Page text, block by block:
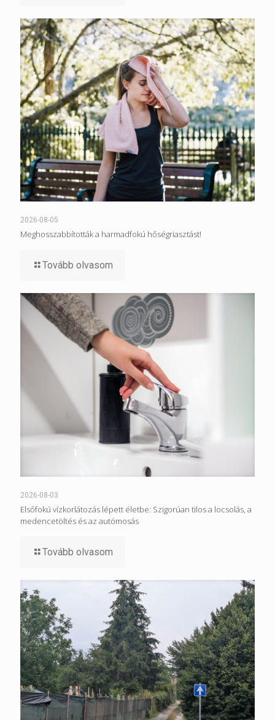
2026-08-05
Meghosszabbították a harmadfokú hőségriasztást!
Tovább olvasom
2026-08-03
Elsőfokú vízkorlátozás lépett életbe: Szigorúan tilos a locsolás, a
medencetöltés és az autómosás
Tovább olvasom